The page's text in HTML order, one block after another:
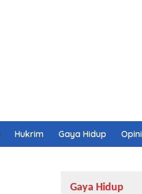
Hukrim Gaya Hidup Opini
Gaya Hidup